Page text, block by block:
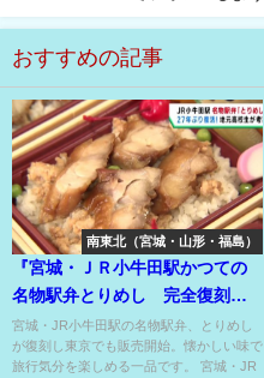
おすすめの記事
南東北（宮城・山形・福島）
『宮城・ＪＲ小牛田駅かつての
名物駅弁とりめし 完全復刻し
東京でも販売』についてまとめ
てみた
宮城・JR小牛田駅の名物駅弁、とりめし
が復刻し東京でも販売開始。懐かしい味で
旅行気分を楽しめる一品です。 宮城・JR